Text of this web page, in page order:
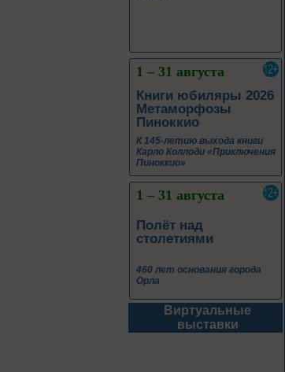
1 – 31 августа
Книги юбиляры 2026
Метаморфозы
Пиноккио
К 145-летию выхода книги
Карло Коллоди «Приключения
Пиноккио»
1 – 31 августа
Полёт над
столетиями
460 лет основания города
Орла
1 – 31 августа
Виртуальные
выставки